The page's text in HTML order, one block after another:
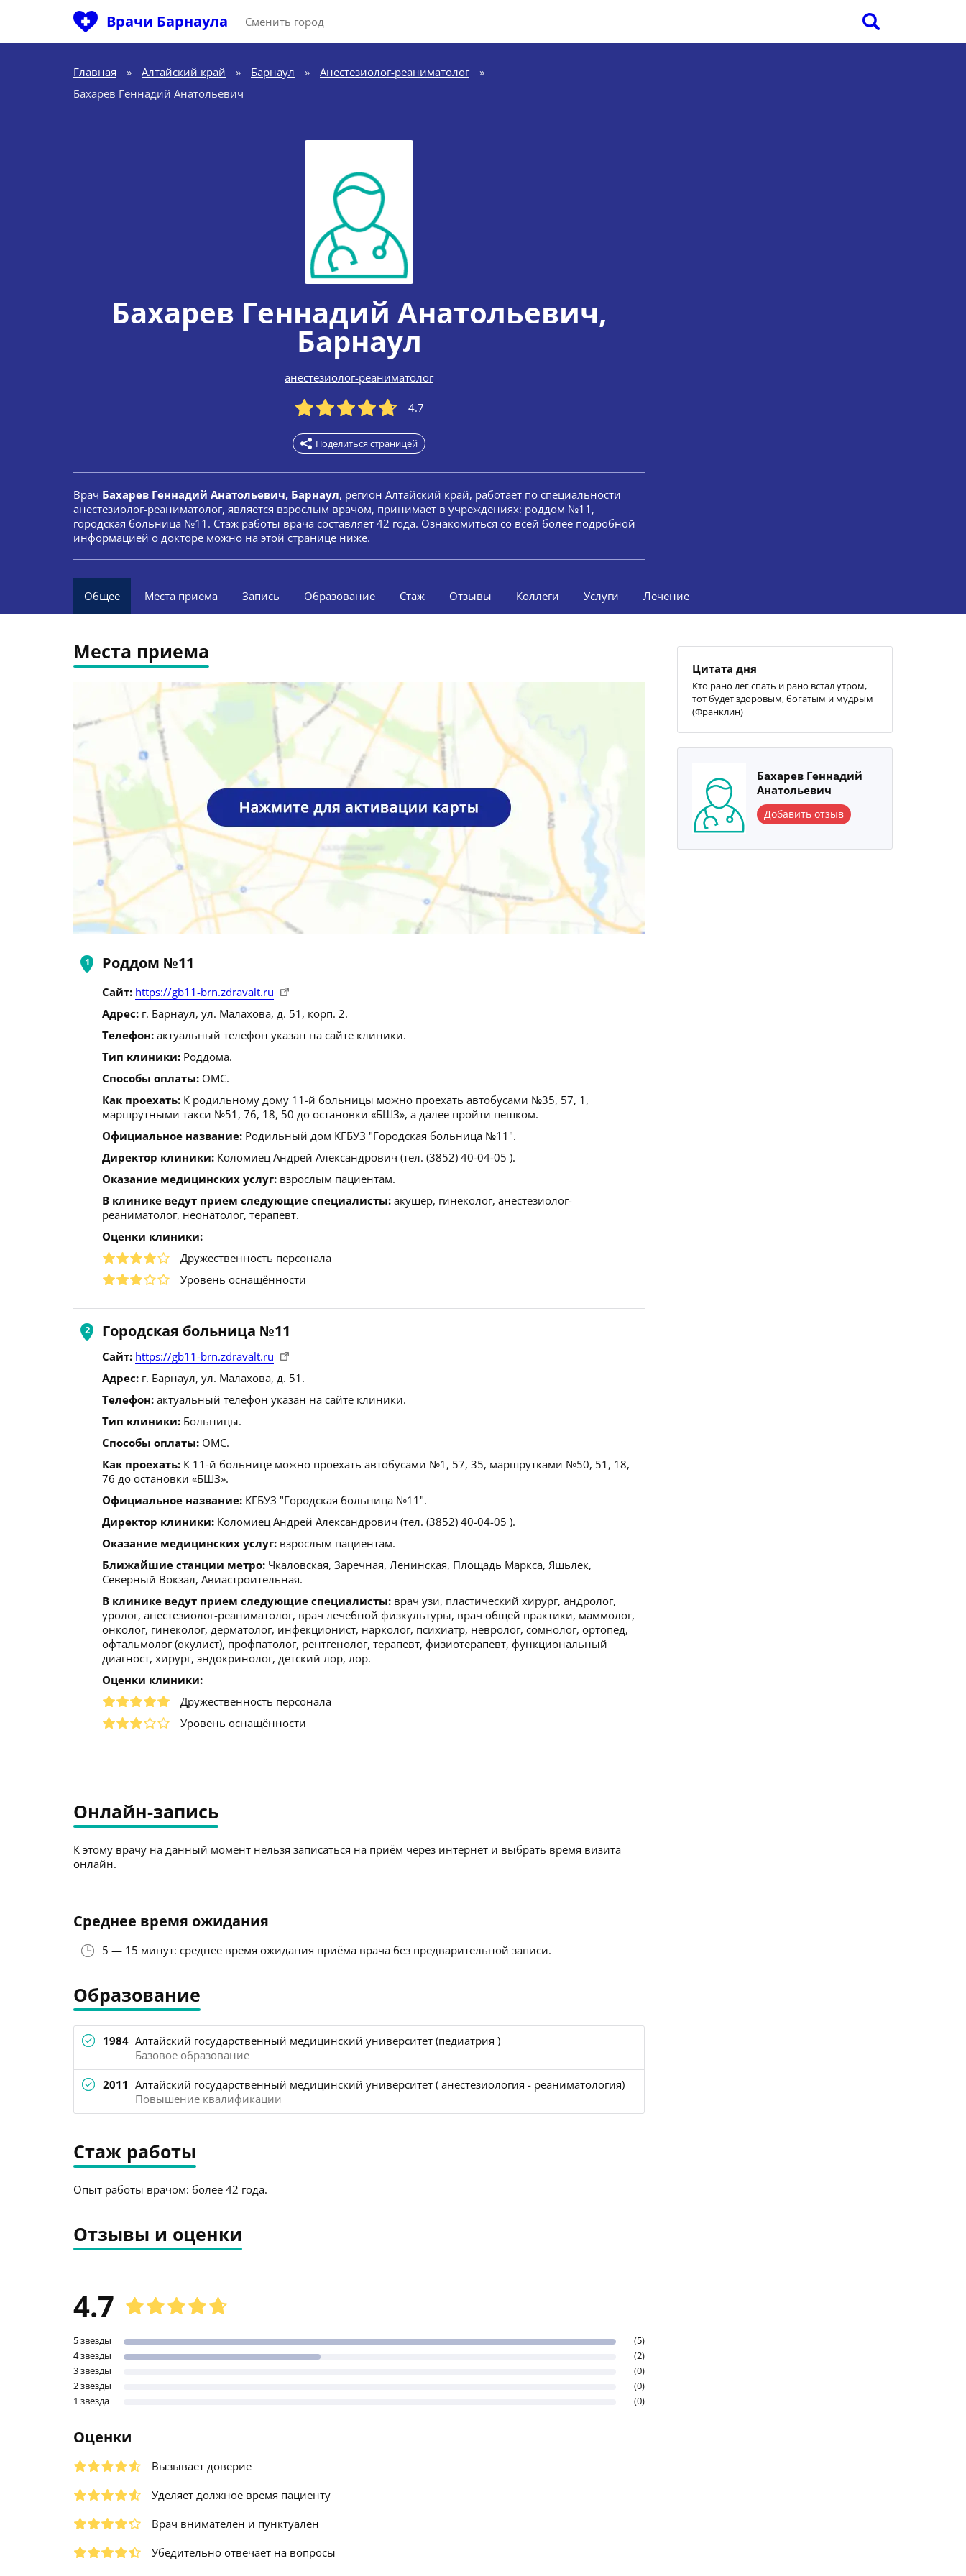
Врачи Барнаула Сменить город
Главная » Алтайский край » Барнаул » Анестезиолог-реаниматолог
»
Бахарев Геннадий Анатольевич
Бахарев Геннадий Анатольевич,
Барнаул
анестезиолог-реаниматолог
4.7
Поделиться страницей
Врач Бахарев Геннадий Анатольевич, Барнаул, регион Алтайский край, работает по специальности
анестезиолог-реаниматолог, является взрослым врачом, принимает в учреждениях: роддом №11,
городская больница №11. Стаж работы врача составляет 42 года. Ознакомиться со всей более подробной
информацией о докторе можно на этой странице ниже.
Общее Места приема Запись Образование Стаж Отзывы Коллеги Услуги Лечение
Места приема
Роддом №11
Сайт: https://gb11-brn.zdravalt.ru
Адрес: г. Барнаул, ул. Малахова, д. 51, корп. 2.
Телефон: актуальный телефон указан на сайте клиники.
Тип клиники: Роддома.
Способы оплаты: ОМС.
Как проехать: К родильному дому 11-й больницы можно проехать автобусами №35, 57, 1,
маршрутными такси №51, 76, 18, 50 до остановки «БШЗ», а далее пройти пешком.
Официальное название: Родильный дом КГБУЗ "Городская больница №11".
Директор клиники: Коломиец Андрей Александрович (тел. (3852) 40-04-05 ).
Оказание медицинских услуг: взрослым пациентам.
В клинике ведут прием следующие специалисты: акушер, гинеколог, анестезиолог-
реаниматолог, неонатолог, терапевт.
Оценки клиники:
Дружественность персонала
Уровень оснащённости
Городская больница №11
Сайт: https://gb11-brn.zdravalt.ru
Адрес: г. Барнаул, ул. Малахова, д. 51.
Телефон: актуальный телефон указан на сайте клиники.
Тип клиники: Больницы.
Способы оплаты: ОМС.
Как проехать: К 11-й больнице можно проехать автобусами №1, 57, 35, маршрутками №50, 51, 18,
76 до остановки «БШЗ».
Официальное название: КГБУЗ "Городская больница №11".
Директор клиники: Коломиец Андрей Александрович (тел. (3852) 40-04-05 ).
Оказание медицинских услуг: взрослым пациентам.
Ближайшие станции метро: Чкаловская, Заречная, Ленинская, Площадь Маркса, Яшьлек,
Северный Вокзал, Авиастроительная.
В клинике ведут прием следующие специалисты: врач узи, пластический хирург, андролог,
уролог, анестезиолог-реаниматолог, врач лечебной физкультуры, врач общей практики, маммолог,
онколог, гинеколог, дерматолог, инфекционист, нарколог, психиатр, невролог, сомнолог, ортопед,
офтальмолог (окулист), профпатолог, рентгенолог, терапевт, физиотерапевт, функциональный
диагност, хирург, эндокринолог, детский лор, лор.
Оценки клиники:
Дружественность персонала
Уровень оснащённости
Онлайн-запись
К этому врачу на данный момент нельзя записаться на приём через интернет и выбрать время визита
онлайн.
Среднее время ожидания
5 — 15 минут: среднее время ожидания приёма врача без предварительной записи.
Образование
1984 Алтайский государственный медицинский университет (педиатрия )
Базовое образование
2011 Алтайский государственный медицинский университет ( анестезиология - реаниматология)
Повышение квалификации
Стаж работы
Опыт работы врачом: более 42 года.
Отзывы и оценки
4.7
5 звезды
(5)
4 звезды
(2)
3 звезды
(0)
2 звезды
(0)
1 звезда
(0)
Оценки
Вызывает доверие
Уделяет должное время пациенту
Врач внимателен и пунктуален
Убедительно отвечает на вопросы
Цитата дня
Кто рано лег спать и рано встал утром,
тот будет здоровым, богатым и мудрым
(Франклин)
Бахарев Геннадий
Анатольевич
Добавить отзыв